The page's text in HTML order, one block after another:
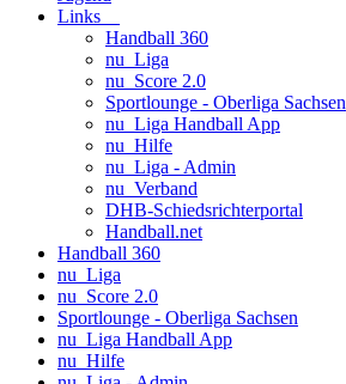
Links
Handball 360
nu_Liga
nu_Score 2.0
Sportlounge - Oberliga Sachsen
nu_Liga Handball App
nu_Hilfe
nu_Liga - Admin
nu_Verband
DHB-Schiedsrichterportal
Handball.net
Handball 360
nu_Liga
nu_Score 2.0
Sportlounge - Oberliga Sachsen
nu_Liga Handball App
nu_Hilfe